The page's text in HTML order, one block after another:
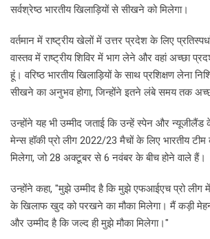
सर्वश्रेष्ठ भारतीय खिलाड़ियों से सीखने को मिलेगा।
वर्तमान में राष्ट्रीय खेलों में उत्तर प्रदेश के लिए
वास्तव में राष्ट्रीय शिविर में भाग लेने और वहां अच्छा
हूं। वरिष्ठ भारतीय खिलाड़ियों के साथ प्रशिक्षण लेना
सीखने का अनुभव होगा, जिन्होंने इतने लंबे समय तक
उन्होंने यह भी उम्मीद जताई कि उन्हें स्पेन और
मेन्स हॉकी प्रो लीग 2022/23 मैचों के लिए भारतीय टीम
मिलेगा, जो 28 अक्टूबर से 6 नवंबर के बीच होने वाले हैं।
उन्होंने कहा, "मुझे उम्मीद है कि मुझे एफआईएच प्रो
के खिलाफ खुद को परखने का मौका मिलेगा। मैं कड़ी
और उम्मीद है कि जल्द ही मुझे मौका मिलेगा।"